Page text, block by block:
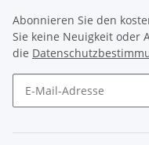
Abonnieren Sie den
Sie keine Neuigkeit oder
die